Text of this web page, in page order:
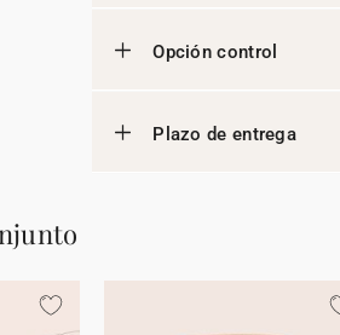
Opción control
Plazo de entrega